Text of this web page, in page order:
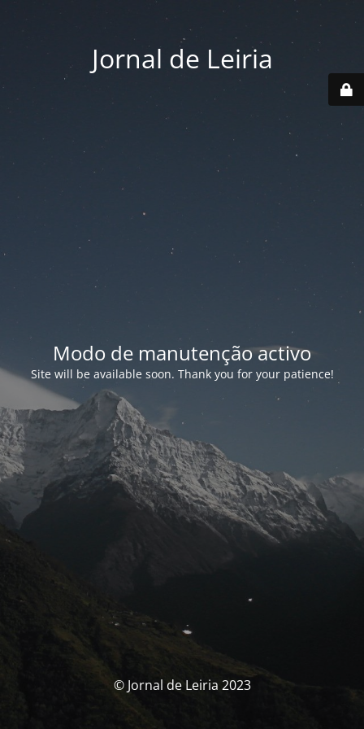
Jornal de Leiria
Modo de manutenção activo
Site will be available soon. Thank you for your patience!
© Jornal de Leiria 2023